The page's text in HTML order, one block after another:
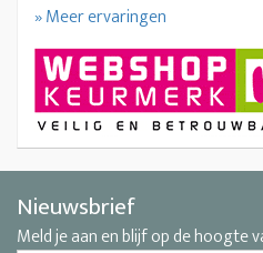
» Meer ervaringen
Nieuwsbrief
Meld je aan en blijf op de hoogte